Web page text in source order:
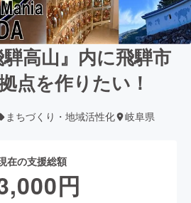
騨高山』内に飛騨市
点を作りたい！
まちづくり・地域活性化 岐阜県
在の支援総額
円